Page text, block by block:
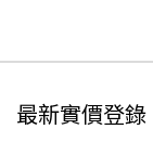
最新實價登錄